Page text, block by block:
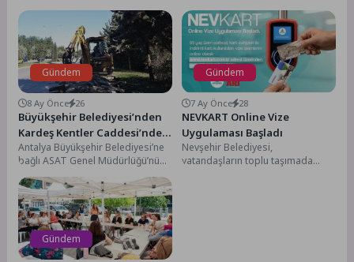
Gündem
8 Ay Önce 26
Büyükşehir Belediyesi’nden
Kardeş Kentler Caddesi’nde
çalışma
Antalya Büyükşehir Belediyesi’ne
bağlı ASAT Genel Müdürlüğü’nün
2025 yatırım programındaki
“Altıntaş–Kundu Turizm Oteller
Bölgesi Basma...
Gündem
7 Ay Önce 28
NEVKART Online Vize
Uygulaması Başladı
Nevşehir Belediyesi,
vatandaşların toplu taşımada
Gündem